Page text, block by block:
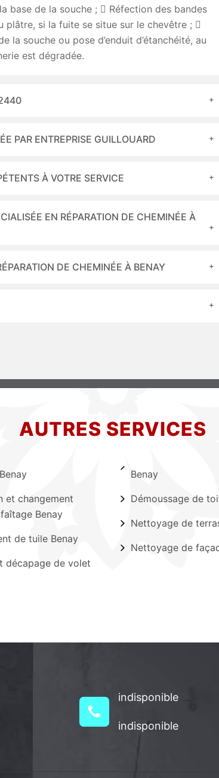
base de la souche ;  Réfection des bandes
plâtre, si la fuite se situe sur le chevêtre ; 
la souche ou pose d’enduit d’étanchéité, au
est dégradée.
PAR ENTREPRISE GUILLOUARD
À VOTRE SERVICE
EN RÉPARATION DE CHEMINÉE À
DE CHEMINÉE À BENAY
AUTRES SERVICES
et changement
Benay
de tuile Benay
décapage de volet
Benay
Démoussage de
Nettoyage de
Nettoyage de
indisponible
indisponible